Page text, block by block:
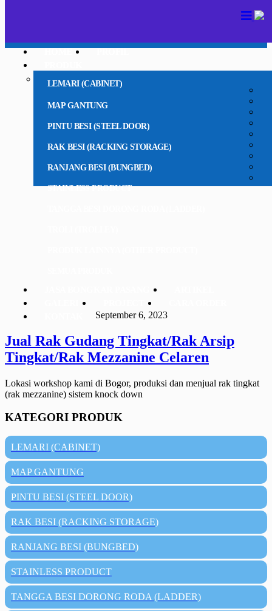
LEMARI (CABINET)
MAP GANTUNG
PINTU BESI (STEEL DOOR)
RAK BESI (RACKING STORAGE)
RANJANG BESI (BUNGBED)
STAINLESS PRODUCT
September 6, 2023
Jual Rak Gudang Tingkat/Rak Arsip
Tingkat/Rak Mezzanine Celaren
Lokasi workshop kami di Bogor, produksi dan menjual rak tingkat
(rak mezzanine) sistem knock down
KATEGORI PRODUK
LEMARI (CABINET)
MAP GANTUNG
PINTU BESI (STEEL DOOR)
RAK BESI (RACKING STORAGE)
RANJANG BESI (BUNGBED)
STAINLESS PRODUCT
TANGGA BESI DORONG RODA (LADDER)